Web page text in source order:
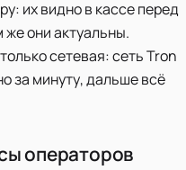
их видно в кассе перед
они актуальны.
сетевая: сеть Tron
за минуту, дальше всё
операторов